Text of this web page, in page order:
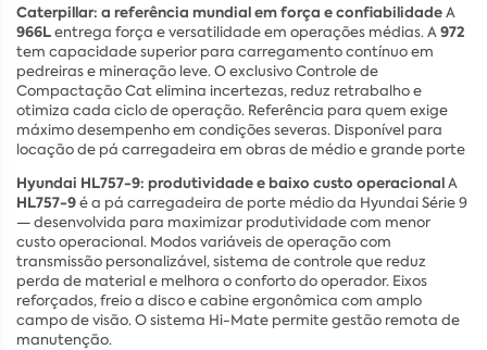
Caterpillar: a referência mundial em força e confiabilidadeA
966Lentrega força e versatilidade em operações médias. A972
tem capacidade superior para carregamento contínuo em
pedreiras e mineração leve. O exclusivo Controle de
Compactação Cat elimina incertezas, reduz retrabalho e
otimiza cada ciclo de operação. Referência para quem exige
máximo desempenho em condições severas. Disponível para
locação de pá carregadeira em obras de médio e grande porte
Hyundai HL757-9: produtividade e baixo custo operacionalA
HL757-9é a pá carregadeira de porte médio da Hyundai Série 9
— desenvolvida para maximizar produtividade com menor
custo operacional. Modos variáveis de operação com
transmissão personalizável, sistema de controle que reduz
perda de material e melhora o conforto do operador. Eixos
reforçados, freio a disco e cabine ergonômica com amplo
campo de visão. O sistema Hi-Mate permite gestão remota de
manutenção.